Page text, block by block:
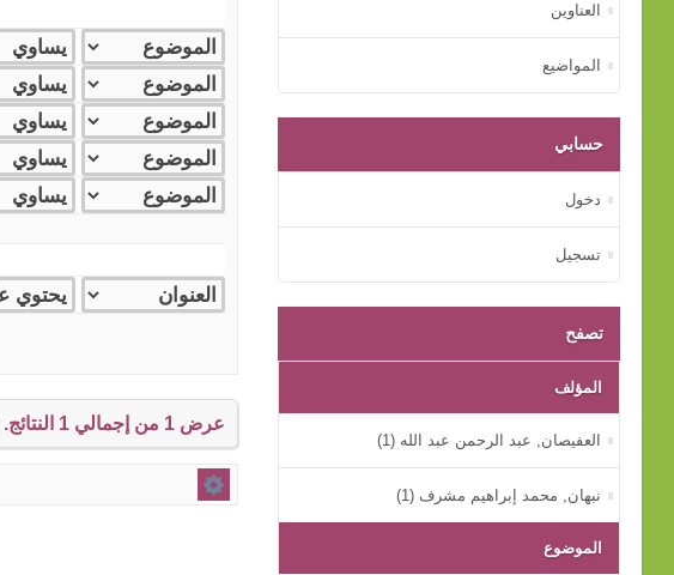
عرض 1 من إجمالي 1 النتائج.
العناوين
المواضيع
حسابي
دخول
تسجيل
تصفح
المؤلف
العفيصان, عبد الرحمن عبد الله (1)
نبهان, محمد إبراهيم مشرف (1)
الموضوع